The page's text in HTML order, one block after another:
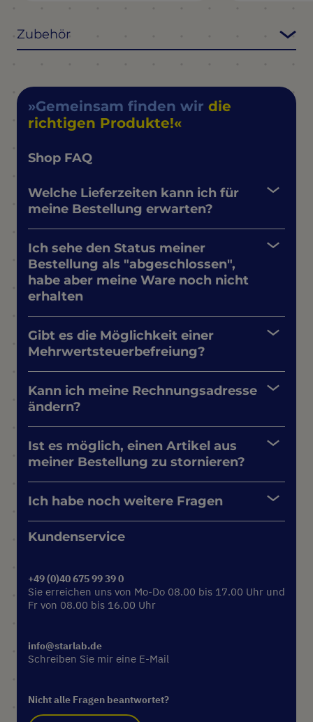
Zubehör
Gemeinsam finden wir die
richtigen Produkte!
Shop FAQ
Welche Lieferzeiten kann ich für
meine Bestellung erwarten?
Ich sehe den Status meiner
Bestellung als "abgeschlossen",
habe aber meine Ware noch nicht
erhalten
Gibt es die Möglichkeit einer
Mehrwertsteuerbefreiung?
Kann ich meine Rechnungsadresse
ändern?
Ist es möglich, einen Artikel aus
meiner Bestellung zu stornieren?
Ich habe noch weitere Fragen
Kundenservice
+49 (0)40 675 99 39 0
Sie erreichen uns von Mo-Do 08.00 bis 17.00 Uhr und
Fr von 08.00 bis 16.00 Uhr
info@starlab.de
Schreiben Sie mir eine E-Mail
Nicht alle Fragen beantwortet?